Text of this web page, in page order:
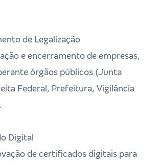
de Legalização
e encerramento de empresas,
órgãos públicos (Junta
Federal, Prefeitura, Vigilância
Digital
de certificados digitais para